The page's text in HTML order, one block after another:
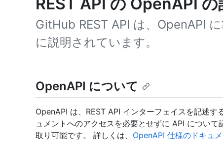
GitHub REST API は、OpenAPI
に説明されています。
OpenAPI について
OpenAPI は、REST API インターフェイスを記述
ュメントへのアクセスを必要とせずに API につい
取り可能です。 詳しくは、 OpenAPI 仕様のドキュメ